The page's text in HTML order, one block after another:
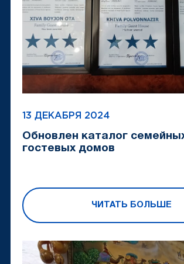
13 ДЕКАБРЯ 2024
Обновлен каталог
гостевых домов
ЧИТАТЬ БОЛЬШЕ